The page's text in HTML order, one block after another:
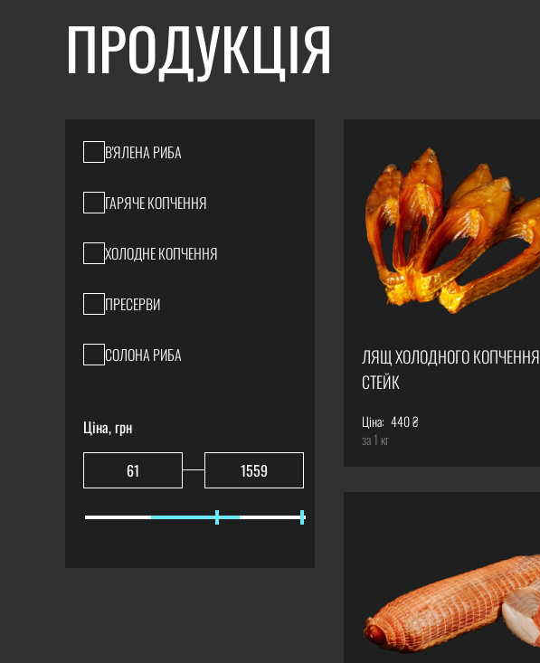
ПРОДУКЦІЯ
В'ЯЛЕНА РИБА
ГАРЯЧЕ КОПЧЕННЯ
ХОЛОДНЕ КОПЧЕННЯ
ПРЕСЕРВИ
СОЛОНА РИБА
Ціна, грн
ЛЯЩ ХОЛОДНОГО КОПЧЕННЯ
СТЕЙК
Ціна: 440 ₴
за 1 кг